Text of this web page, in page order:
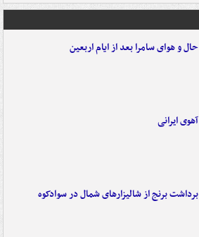
حال و هوای سامرا بعد از ایام اربعین
آهوی ایرانی
برداشت برنج از شالیزارهای شمال در سوادکوه